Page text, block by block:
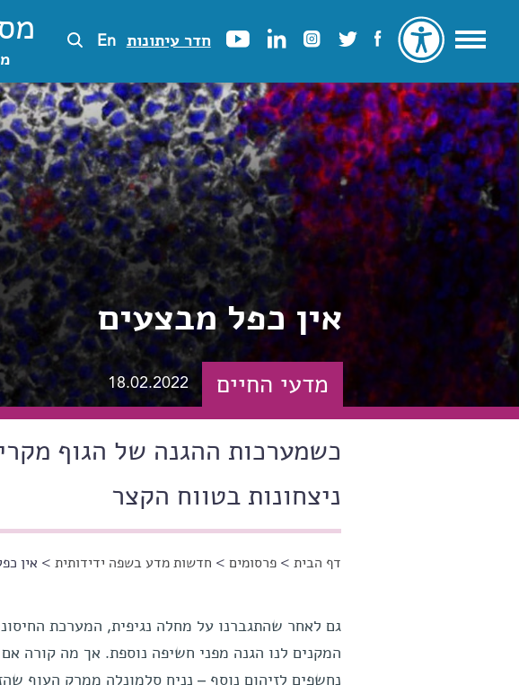
חדר עיתונות En
אין כפל מבצעים
מדעי החיים 18.02.2022
כשמערכות ההגנה של הגוף
ניצחונות בטווח הקצר
הינך נמצא כאן
דף הבית >פרסומים > חדשות מדע בשפה ידידותית > אין
גם לאחר שהתגברנו על מחלה נגיפית, המערכת
המקנים לנו הגנה מפני חשיפה נוספת. אך מה קורה
נחשפים לזיהום נוסף – נניח סלמונלה ממרק העוף